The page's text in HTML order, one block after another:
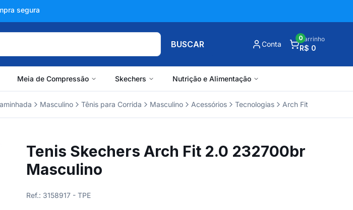
mil avaliações
BUSCAR Conta
Carrinho
R$ 0
0
Meia de Compressão Skechers Nutrição e Alimentação
Masculino Tênis para Corrida Masculino Acessórios Tecnologias Arch Fit
Tenis Skechers Arch Fit 2.0 232700br
Masculino
Ref.: 3158917 - TPE